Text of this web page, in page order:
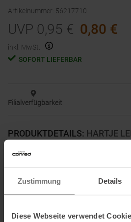
Zustimmung Details
Diese Webseite verwendet
PRODUKTDETAILS: HARTJE
Artikelnummer: 56217710
UVP 0,95 € 0,80 €
inkl. MwSt.
SOFORT LIEFERBAR
Filialverfügbarkeit